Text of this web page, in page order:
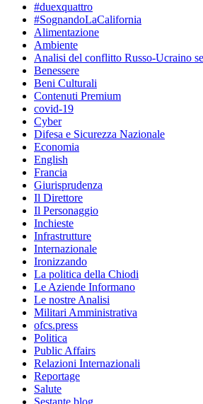
#duexquattro
#SognandoLaCalifornia
Alimentazione
Ambiente
Analisi del conflitto Russo-Ucraino
Benessere
Beni Culturali
Contenuti Premium
covid-19
Cyber
Difesa e Sicurezza Nazionale
Economia
English
Francia
Giurisprudenza
Il Direttore
Il Personaggio
Inchieste
Infrastrutture
Internazionale
Ironizzando
La politica della Chiodi
Le Aziende Informano
Le nostre Analisi
Militari Amministrativa
ofcs.press
Politica
Public Affairs
Relazioni Internazionali
Reportage
Salute